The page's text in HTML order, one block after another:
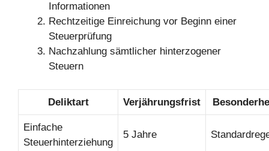
Informationen
Rechtzeitige Einreichung vor Beginn einer
Steuerprüfung
Nachzahlung sämtlicher hinterzogener
Steuern
Deliktart Verjährungsfrist
Einfache
Steuerhinterziehung
5 Jahre